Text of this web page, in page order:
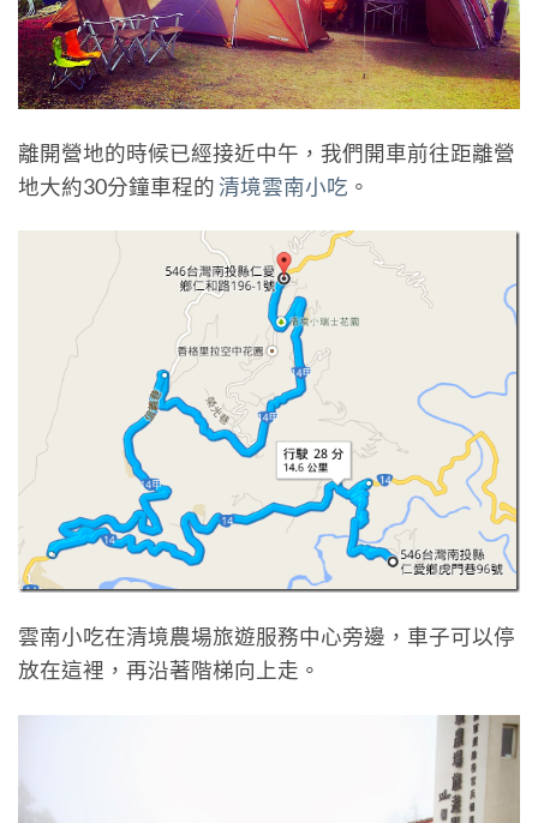
離開營地的時候已經接近中午，我們開車前往距離營
地大約30分鐘車程的清境雲南小吃 。
雲南小吃在清境農場旅遊服務中心旁邊，車子可以停
放在這裡，再沿著階梯向上走。